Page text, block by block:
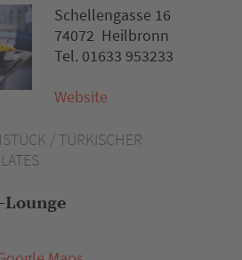
/ TÜRKISCHER
Schellengasse 16
74072 Heilbronn
Tel. 01633 953233
Website